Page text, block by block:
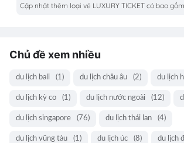
Cập nhật thêm loại vé LUXURY TICKET có bao gồm
Chủ đề xem nhiều
du lịch bali (1) du lịch châu âu (2) du lịch
du lịch kỳ co (1) du lịch nước ngoài (12)
du lịch singapore (76) du lịch thái lan (4)
du lịch vũng tàu (1) du lịch úc (8) du lịch